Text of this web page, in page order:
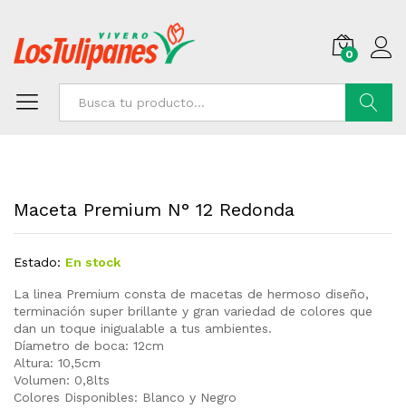
0
Maceta Premium N° 12 Redonda
Estado: En stock
La linea Premium consta de macetas de hermoso diseño,
terminación super brillante y gran variedad de colores que
dan un toque inigualable a tus ambientes.
Díametro de boca: 12cm
Altura: 10,5cm
Volumen: 0,8lts
Colores Disponibles: Blanco y Negro